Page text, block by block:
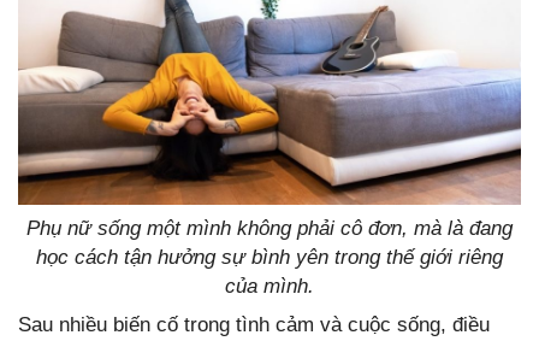
Phụ nữ sống một mình không phải cô đơn, mà là đang
học cách tận hưởng sự bình yên trong thế giới riêng
của mình.
Sau nhiều biến cố trong tình cảm và cuộc sống, điều